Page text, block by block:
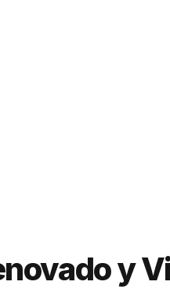
y